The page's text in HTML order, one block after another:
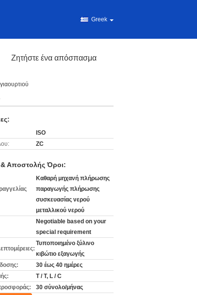
Greek
Ζητήστε ένα απόσπασμα
ISO
ZC
Αποστολής Όροι:
Καθαρή μηχανή πλήρωσης
παραγωγής πλήρωσης
συσκευασίας νερού
μεταλλικού νερού
Negotiable based on your
special requirement
Τυποποιημένο ξύλινο
κιβώτιο εξαγωγής
30 έως 40 ημέρες
T / T, L / C
30 σύνολο/μήνας